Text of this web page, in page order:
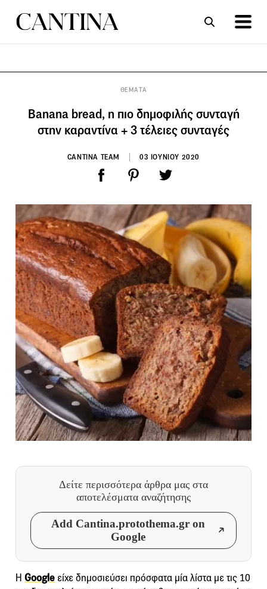
ΘΕΜΑΤΑ
Βanana bread, η πιο δημοφιλής συνταγή
στην καραντίνα + 3 τέλειες συνταγές
CANTINA TEAM 03 ΙΟΥΝΙΟΥ 2020
Δείτε περισσότερα άρθρα μας στα
αποτελέσματα αναζήτησης
Add Cantina.protothema.gr on
Google
Η Google είχε δημοσιεύσει πρόσφατα μία λίστα με τις 10